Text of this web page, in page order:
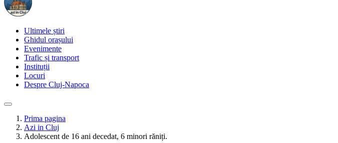
Ultimele știri
Ghidul orașului
Evenimente
Trafic și transport
Instituții
Locuri
Despre Cluj-Napoca
Prima pagina
Azi in Cluj
Adolescent de 16 ani decedat, 6 minori răniți.